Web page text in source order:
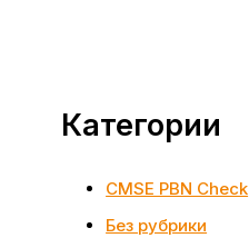
Категории
CMSE PBN Check
Без рубрики